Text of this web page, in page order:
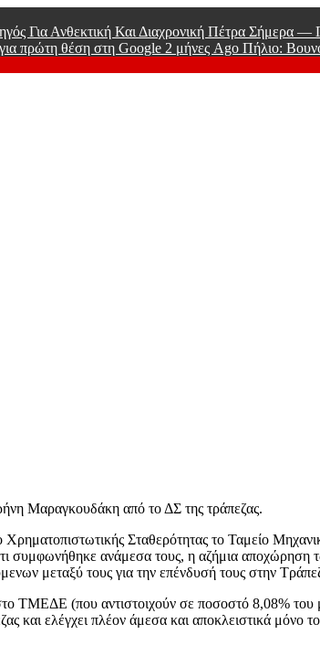
Για Ανθεκτική Και Διαχρονική Πέτρα Σήμερα —
πρώτη θέση στη Google 2 μήνες Ago Πήλιο:
Μαραγκουδάκη από το ΔΣ της τράπεζας.
Σταθερότητας το Ταμείο
ανάμεσα τους, η αζήμια
μεταξύ τους για την επένδυσή τους στην
ΤΜΕΔΕ (που αντιστοιχούν σε ποσοστό 8,08% του
ελέγχει πλέον άμεσα και αποκλειστικά μόνο